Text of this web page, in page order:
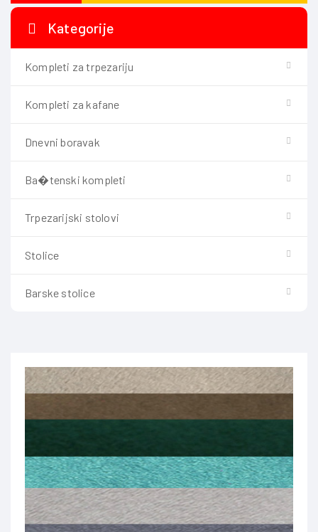
Kategorije
Kompleti za trpezariju
Kompleti za kafane
Dnevni boravak
Ba�tenski kompleti
Trpezarijski stolovi
Stolice
Barske stolice